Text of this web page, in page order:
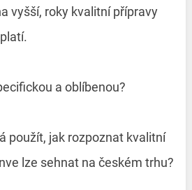
vyšší, roky kvalitní přípravy
a oblíbenou?
použít, jak rozpoznat kvalitní
lze sehnat na českém trhu?